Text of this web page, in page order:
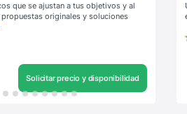
que se ajustan a tus objetivos y al
originales y soluciones
Solicitar precio y disponibilidad